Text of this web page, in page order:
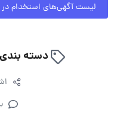
لیست آگهی‌های استخدام در
دسته